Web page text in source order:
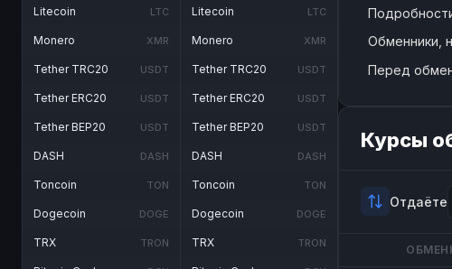
Litecoin LTC
Monero XMR
Tether TRC20 USDT
Tether ERC20 USDT
Tether BEP20 USDT
DASH DASH
Toncoin TON
Dogecoin DOGE
TRX TRON
Litecoin LTC
Monero XMR
Tether TRC20 USDT
Tether ERC20 USDT
Tether BEP20 USDT
DASH DASH
Toncoin TON
Dogecoin DOGE
TRX TRON
Обменники,
Перед
Курсы
Отдаёте